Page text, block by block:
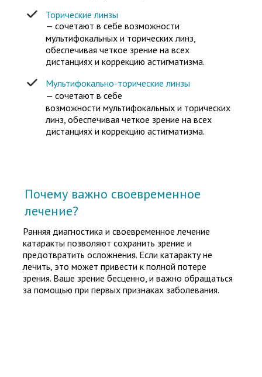
Торические линзы
— сочетают в себе возможности
мультифокальных и торических линз,
обеспечивая четкое зрение на всех
дистанциях и коррекцию астигматизма.
Мультифокально-торические линзы
— сочетают в себе
возможности мультифокальных и торических
линз, обеспечивая четкое зрение на всех
дистанциях и коррекцию астигматизма.
Ранняя диагностика и своевременное лечение
катаракты позволяют сохранить зрение и
предотвратить осложнения. Если катаракту не
лечить, это может привести к полной потере
зрения. Ваше зрение бесценно, и важно обращаться
за помощью при первых признаках заболевания.
Почему важно своевременное
лечение?